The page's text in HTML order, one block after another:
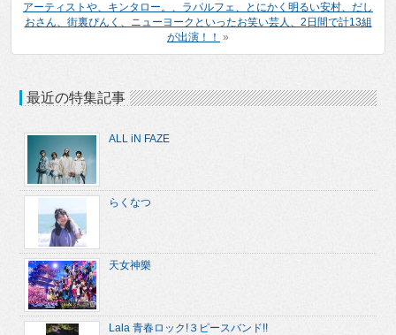
アーティストや、キンタロー。、ラパルフェ、とにかく明るい安村、だし
おさん、街裏ぴんく、ニューヨークといったお笑い芸人、2日間で計13組
が出演！！ »
最近の特集記事
ALL iN FAZE
らくなつ
天女神樂
Lala 青春ロック!３ピースバンド!!